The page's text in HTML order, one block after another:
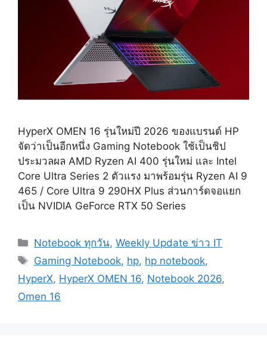
HyperX OMEN 16 รุ่นใหม่ปี 2026 ของแบรนด์ HP
จัดว่าเป็นอีกหนึ่ง Gaming Notebook ใช้เป็นชิป
ประมวลผล AMD Ryzen AI 400 รุ่นใหม่ และ Intel
Core Ultra Series 2 ตัวแรง มาพร้อมรุ่น Ryzen AI 9
465 / Core Ultra 9 290HX Plus ส่วนการ์ดจอแยก
เป็น NVIDIA GeForce RTX 50 Series
Categories
Notebook ทุกวัน,Weekly Update ข่าว IT
Tags
Gaming Notebook, hp, hp notebook,
HyperX, HyperX OMEN 16, Notebook 2026,
Omen 16